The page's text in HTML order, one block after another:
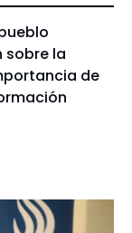
sobre la
de